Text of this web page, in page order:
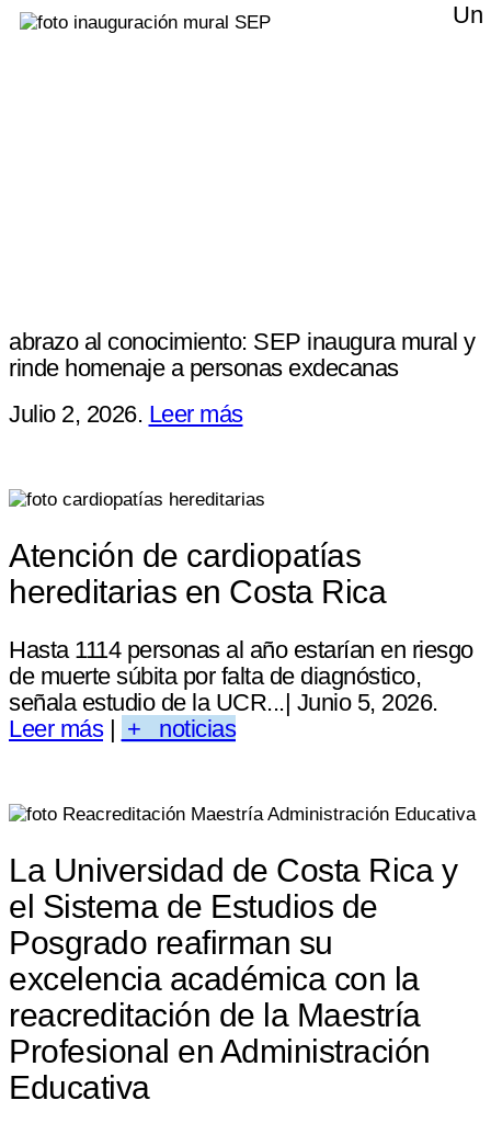
Un
abrazo al conocimiento: SEP inaugura mural y
rinde homenaje a personas exdecanas
Julio 2, 2026. Leer más
Atención de cardiopatías
hereditarias en Costa Rica
Hasta 1114 personas al año estarían en riesgo
de muerte súbita por falta de diagnóstico,
señala estudio de la UCR...| Junio 5, 2026.
Leer más| + noticias
La Universidad de Costa Rica y
el Sistema de Estudios de
Posgrado reafirman su
excelencia académica con la
reacreditación de la Maestría
Profesional en Administración
Educativa